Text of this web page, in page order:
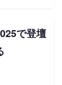
で登壇